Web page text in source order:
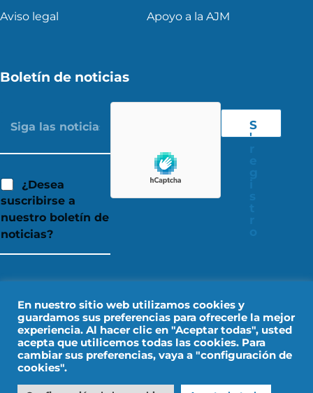
Aviso legal Apoyo a la AJM
Boletín de noticias
¿Desea
suscribirse a
nuestro boletín de
noticias?
S
'
En nuestro sitio web utilizamos cookies y
guardamos sus preferencias para ofrecerle la mejor
experiencia. Al hacer clic en "Aceptar todas", usted
acepta que utilicemos todas las cookies. Para
cambiar sus preferencias, vaya a "configuración de
cookies".